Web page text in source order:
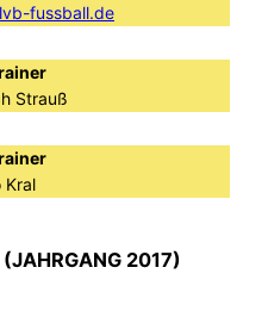
fussball.de
Strauß
Kral
2017)